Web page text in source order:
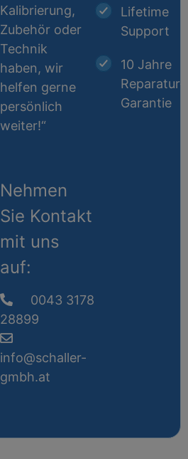
Kalibrierung,
Zubehör oder
Technik
haben, wir
helfen gerne
persönlich
weiter!“
Nehmen
Sie Kontakt
mit uns
auf:
0043 3178
28899
info@schaller-
gmbh.at
Lifetime
Support
10 Jahre
Reparatur-
Garantie